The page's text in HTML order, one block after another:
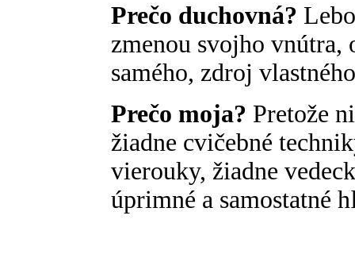
Prečo duchovná?
zmenou svojho vnútra,
samého, zdroj
Prečo moja? Pretože
žiadne cvičebné
vierouky, žiadne
úprimné a samostatné